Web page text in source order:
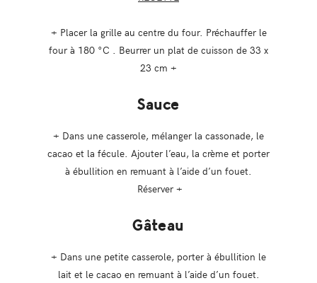
+ Placer la grille au centre du four. Préchauffer le
four à 180 °C . Beurrer un plat de cuisson de 33 x
23 cm +
Sauce
+ Dans une casserole, mélanger la cassonade, le
cacao et la fécule. Ajouter l’eau, la crème et porter
à ébullition en remuant à l’aide d’un fouet.
Réserver +
Gâteau
+ Dans une petite casserole, porter à ébullition le
lait et le cacao en remuant à l’aide d’un fouet.